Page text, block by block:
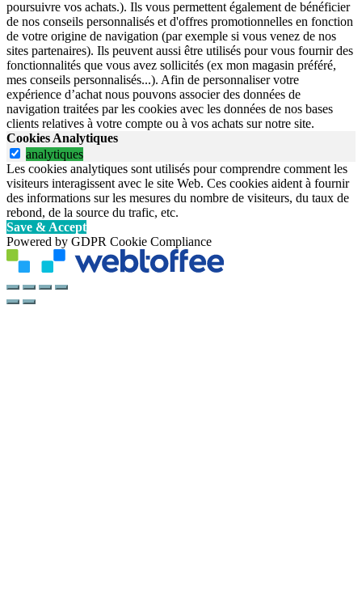
poursuivre vos achats.). Ils vous permettent également de bénéficier
de nos conseils personnalisés et d'offres promotionnelles en fonction
de votre origine de navigation (par exemple si vous venez de nos
sites partenaires). Ils peuvent aussi être utilisés pour vous fournir des
fonctionnalités que vous avez sollicités (ex mon magasin préféré,
mes conseils personnalisés...). Afin de personnaliser votre
expérience d’achat nous pouvons associer des données de
navigation traitées par les cookies avec les données de nos bases
clients relatives à votre compte ou à vos achats sur notre site.
Cookies Analytiques
analytiques
Les cookies analytiques sont utilisés pour comprendre comment les
visiteurs interagissent avec le site Web. Ces cookies aident à fournir
des informations sur les mesures du nombre de visiteurs, du taux de
rebond, de la source du trafic, etc.
Save & Accept
Powered by GDPR Cookie Compliance